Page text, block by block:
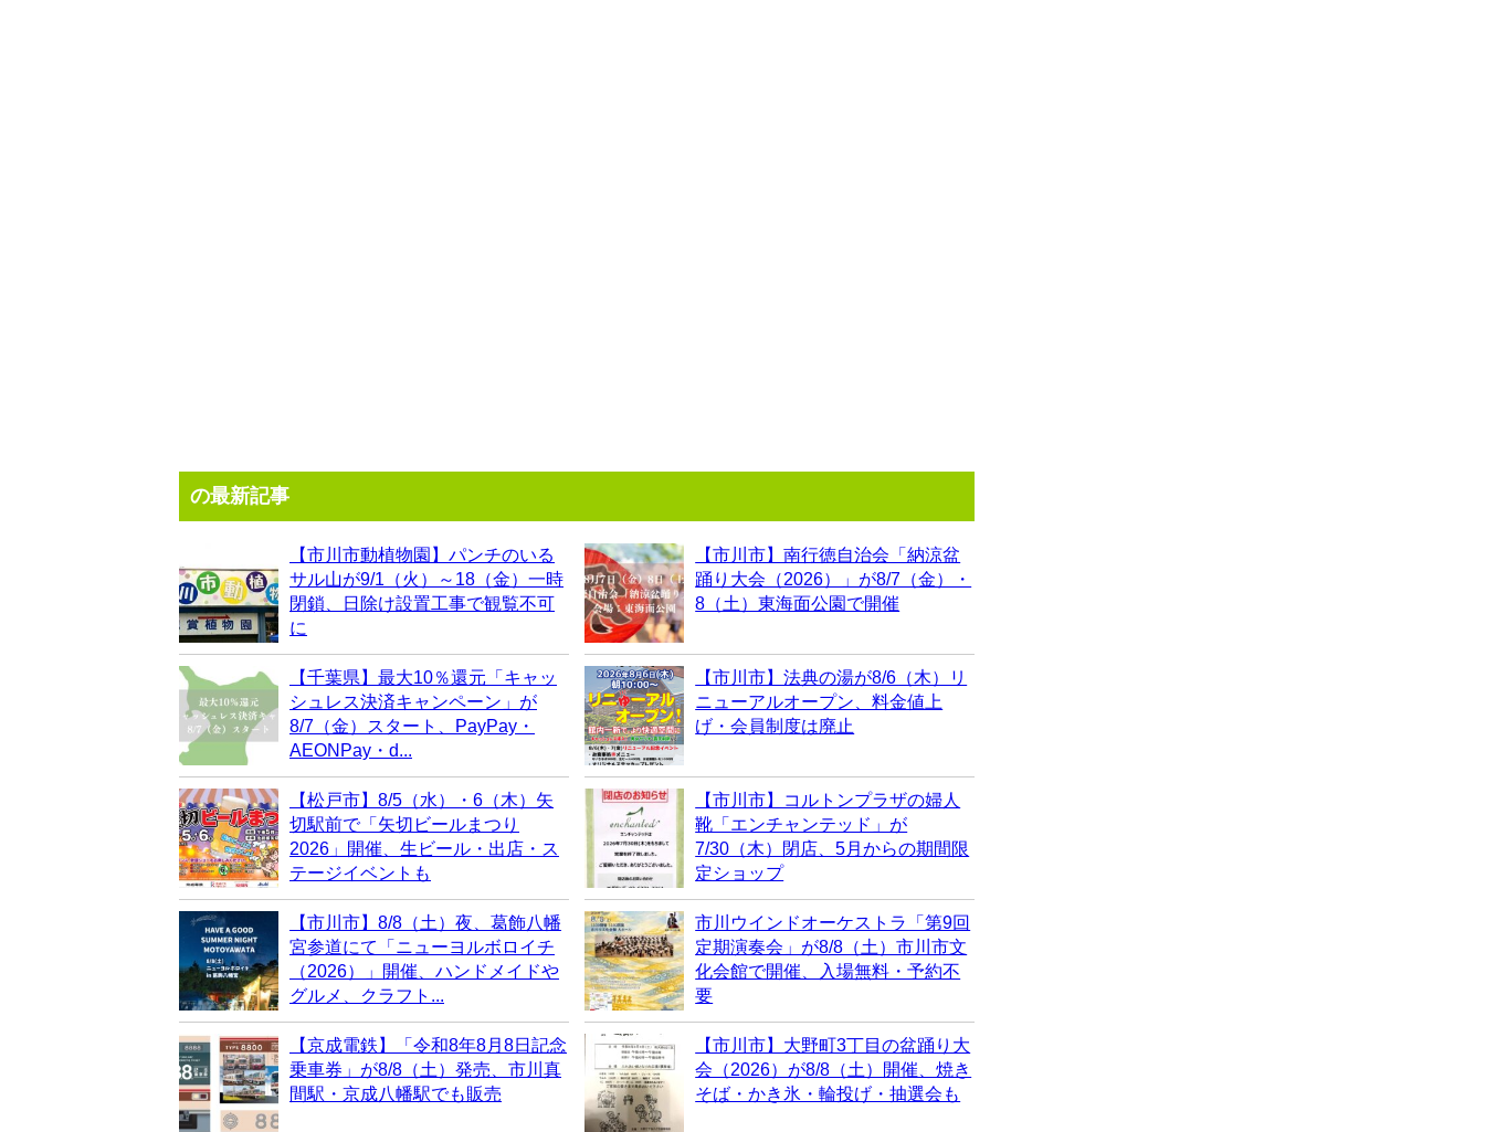
の最新記事
【市川市動植物園】パンチのいる
サル山が9/1（火）～18（金）一時
閉鎖、日除け設置工事で観覧不可
に
【市川市】南行徳自治会「納涼盆
踊り大会（2026）」が8/7（金）・
8（土）東海面公園で開催
【千葉県】最大10％還元「キャッ
シュレス決済キャンペーン」が
8/7（金）スタート、PayPay・
AEONPay・d...
【市川市】法典の湯が8/6（木）リ
ニューアルオープン、料金値上
げ・会員制度は廃止
【松戸市】8/5（水）・6（木）矢
切駅前で「矢切ビールまつり
2026」開催、生ビール・出店・ス
テージイベントも
【市川市】コルトンプラザの婦人
靴「エンチャンテッド」が
7/30（木）閉店、5月からの期間限
定ショップ
【市川市】8/8（土）夜、葛飾八幡
宮参道にて「ニューヨルボロイチ
（2026）」開催、ハンドメイドや
グルメ、クラフト...
市川ウインドオーケストラ「第9回
定期演奏会」が8/8（土）市川市文
化会館で開催、入場無料・予約不
要
【京成電鉄】「令和8年8月8日記念
乗車券」が8/8（土）発売、市川真
間駅・京成八幡駅でも販売
【市川市】大野町3丁目の盆踊り大
会（2026）が8/8（土）開催、焼き
そば・かき氷・輪投げ・抽選会も